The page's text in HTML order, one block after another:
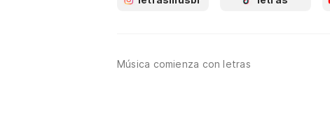
Música comienza con letras